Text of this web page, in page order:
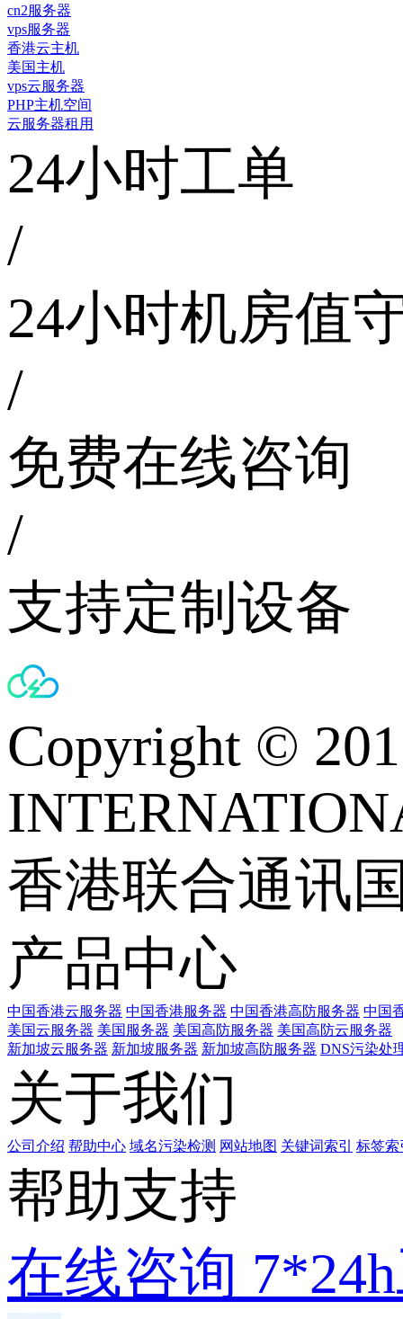
cn2服务器
vps服务器
香港云主机
美国主机
vps云服务器
PHP主机空间
云服务器租用
24小时工单
/
24小时机房值
/
免费在线咨询
/
支持定制设备
Copyright ©
香港联合通讯
产品中心
中国香港云服务器 中国香港服务器 中国香港高防服务器 中国
美国云服务器 美国服务器 美国高防服务器 美国高防云服务器
新加坡云服务器 新加坡服务器 新加坡高防服务器 DNS污染处
关于我们
公司介绍 帮助中心 域名污染检测 网站地图 关键词索引 标签索
帮助支持
在线咨询